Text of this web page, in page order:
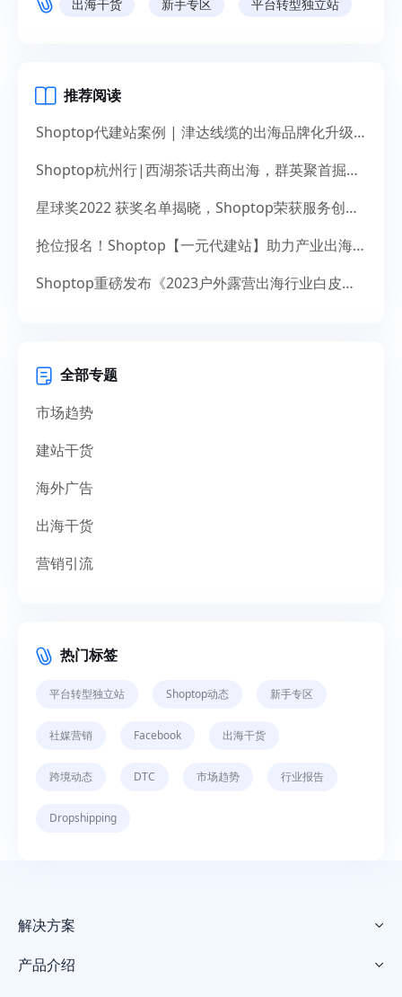
出海干货 新手专区 平台转型独立站
推荐阅读
Shoptop代建站案例 | 津达线缆的出海品牌化升级之道
Shoptop杭州行|西湖茶话共商出海，群英聚首掘金未来
星球奖2022 获奖名单揭晓，Shoptop荣获服务创新奖！
抢位报名！Shoptop【一元代建站】助力产业出海，献礼14周年
Shoptop重磅发布《2023户外露营出海行业白皮书》！聚焦150亿美元市场，探寻增长新机遇
全部专题
市场趋势
建站干货
海外广告
出海干货
营销引流
热门标签
平台转型独立站 Shoptop动态 新手专区
社媒营销 Facebook 出海干货
跨境动态 DTC 市场趋势 行业报告
Dropshipping
解决方案 
产品介绍 